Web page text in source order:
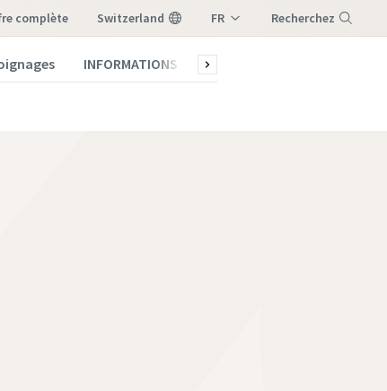
complète Switzerland FR Recherchez
INFORMATIONS Qui sommes-nous ?